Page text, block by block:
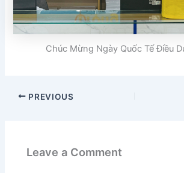
Chúc Mừng Ngày Quốc Tế Điều
PREVIOUS
Leave a Comment